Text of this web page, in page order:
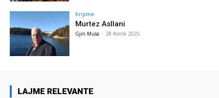
Krijime
Murtez Asllani
Gjin Musa - 28 Korrik 2025
LAJME RELEVANTE